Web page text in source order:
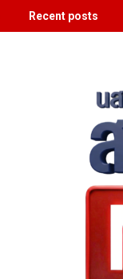
Recent posts